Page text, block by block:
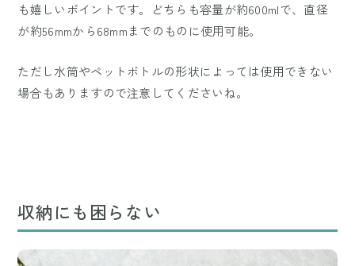
も嬉しいポイントです。どちらも容量が約600mlで、直径
が約56mmから68mmまでのものに使用可能。
ただし水筒やペットボトルの形状によっては使用できない
場合もありますので注意してくださいね。
収納にも困らない